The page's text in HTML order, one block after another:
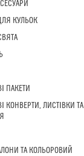
КУЛЬОК
ПАКЕТИ
КОНВЕРТИ, ЛИСТІВКИ ТА
ТА КОЛЬОРОВИЙ